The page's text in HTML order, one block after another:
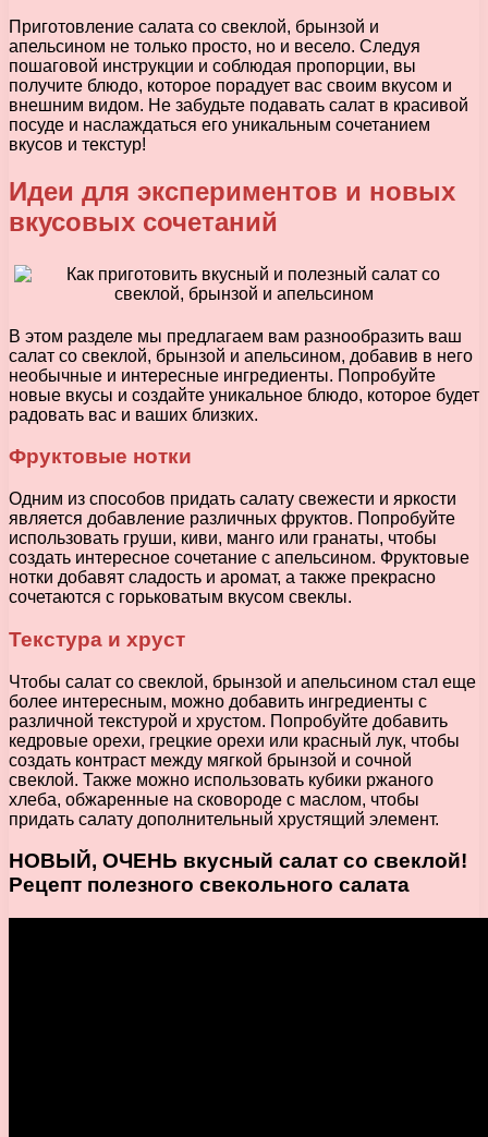
Приготовление салата со свеклой, брынзой и
апельсином не только просто, но и весело. Следуя
пошаговой инструкции и соблюдая пропорции, вы
получите блюдо, которое порадует вас своим вкусом и
внешним видом. Не забудьте подавать салат в красивой
посуде и наслаждаться его уникальным сочетанием
вкусов и текстур!
Идеи для экспериментов и новых
вкусовых сочетаний
В этом разделе мы предлагаем вам разнообразить ваш
салат со свеклой, брынзой и апельсином, добавив в него
необычные и интересные ингредиенты. Попробуйте
новые вкусы и создайте уникальное блюдо, которое будет
радовать вас и ваших близких.
Фруктовые нотки
Одним из способов придать салату свежести и яркости
является добавление различных фруктов. Попробуйте
использовать груши, киви, манго или гранаты, чтобы
создать интересное сочетание с апельсином. Фруктовые
нотки добавят сладость и аромат, а также прекрасно
сочетаются с горьковатым вкусом свеклы.
Текстура и хруст
Чтобы салат со свеклой, брынзой и апельсином стал еще
более интересным, можно добавить ингредиенты с
различной текстурой и хрустом. Попробуйте добавить
кедровые орехи, грецкие орехи или красный лук, чтобы
создать контраст между мягкой брынзой и сочной
свеклой. Также можно использовать кубики ржаного
хлеба, обжаренные на сковороде с маслом, чтобы
придать салату дополнительный хрустящий элемент.
НОВЫЙ, ОЧЕНЬ вкусный салат со свеклой!
Рецепт полезного свекольного салата